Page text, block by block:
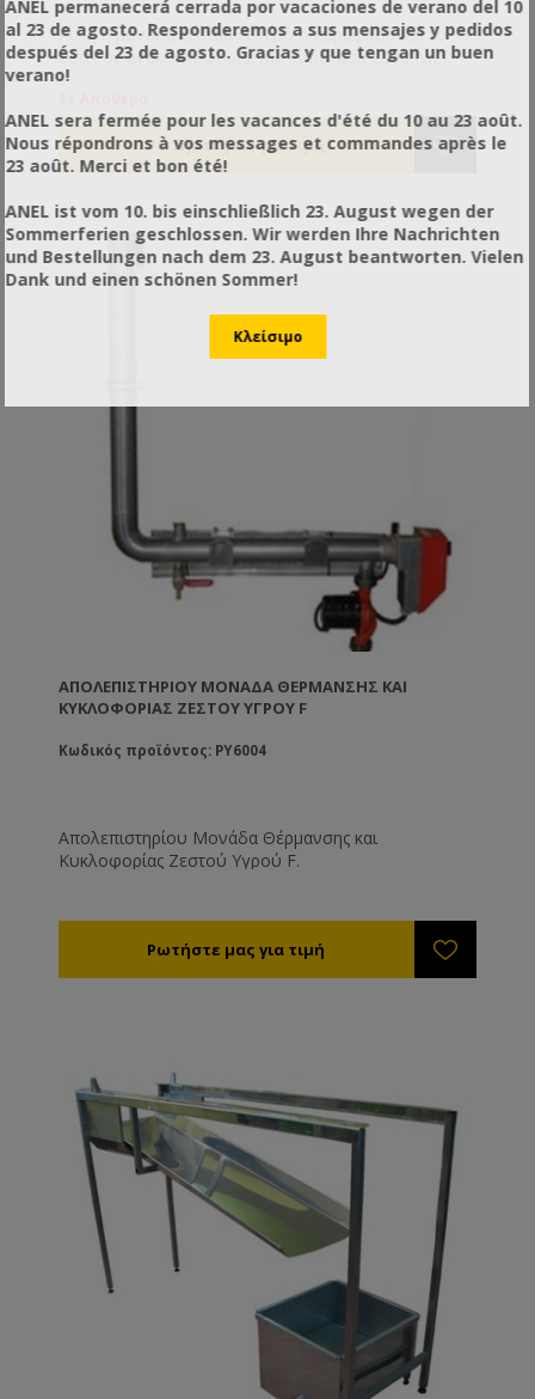
Αυτή η μονάδα ζεσταίνει νερό ή παραφλού και το
θέτει σε ανακυκλοφορία. Με αντίσταση 2000Kw,
ρυθμιστή θερμοκρασίας και κυκλοφορητή, η
θα μπορούσε να γίνει καλύτερα.
ΑΠΟΛΕΠΙΣΤΗΡΊΟΥ ΜΟΝΆΔΑ ΘΈΡΜΑΝΣΗΣ ΚΑΙ
ΚΥΚΛΟΦΟΡΊΑΣ ΖΕΣΤΟΎ ΥΓΡΟΎ F
Κωδικός προϊόντος: PY6004
Απολεπιστηρίου Μονάδα Θέρμανσης και
Κυκλοφορίας Ζεστού Υγρού F.
ANEL permanecerá cerrada por vacaciones de verano del 10
al 23 de agosto. Responderemos a sus mensajes y pedidos
después del 23 de agosto. Gracias y que tengan un buen
verano!
ANEL sera fermée pour les vacances d'été du 10 au 23 août.
Nous répondrons à vos messages et commandes après le
23 août. Merci et bon été!
ANEL ist vom 10. bis einschließlich 23. August wegen der
Sommerferien geschlossen. Wir werden Ihre Nachrichten
und Bestellungen nach dem 23. August beantworten. Vielen
Dank und einen schönen Sommer!